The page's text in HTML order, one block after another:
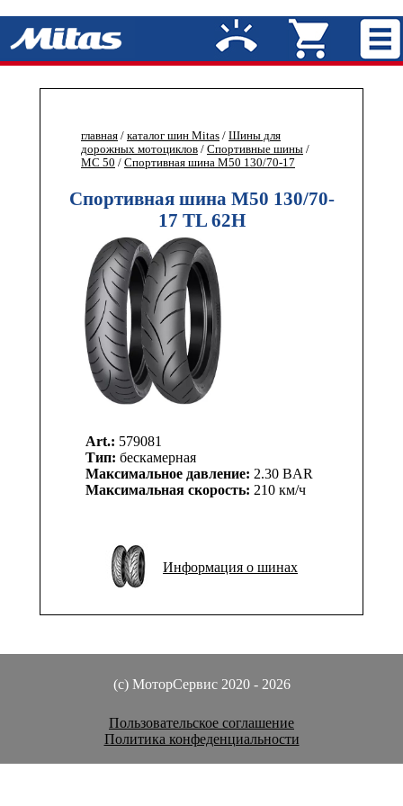
главная / каталог шин Mitas / Шины для
дорожных мотоциклов / Спортивные шины /
MC 50 / Спортивная шина M50 130/70-17
Спортивная шина M50 130/70-
17 TL 62H
Art.: 579081
Тип: бескамерная
Максимальное давление: 2.30 BAR
Максимальная скорость: 210 км/ч
Информация о шинах
(c) МоторСервис 2020 - 2026
Пользовательское соглашение
Политика конфеденциальности